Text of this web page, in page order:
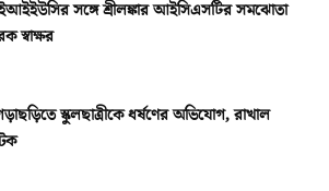
সঙ্গে শ্রীলঙ্কার আইসিএসটির সমঝোতা
স্বাক্ষর
স্কুলছাত্রীকে ধর্ষণের অভিযোগ, রাখাল